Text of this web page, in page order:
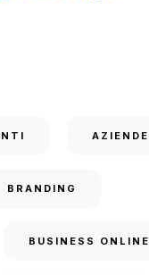
AZIENDE
BRANDING
BUSINESS ONLINE